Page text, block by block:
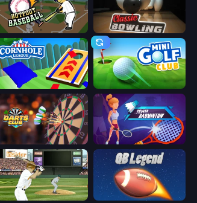
Hotfoot Baseball Classic Bowling
Cornhole League Mini Golf Club
Darts Club Power Badminton
ESPN Arcade Baseball 2 Minute Football QB Legend